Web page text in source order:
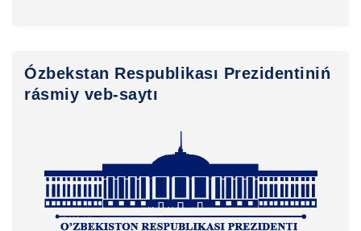
Ózbekstan Respublikası Prezidentiniń
rásmiy veb-saytı